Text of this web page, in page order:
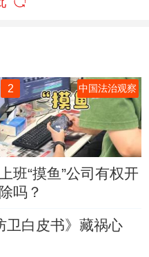
2 中国法治观察
上班“摸鱼”公司有权开
除吗？
卫白皮书》藏祸心